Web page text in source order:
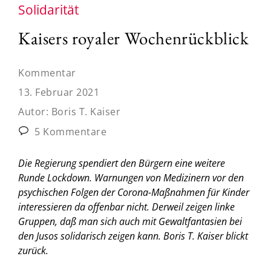
Solidarität
Kaisers royaler Wochenrückblick
Kommentar
13. Februar 2021
Autor: Boris T. Kaiser
5 Kommentare
Die Regierung spendiert den Bürgern eine weitere
Runde Lockdown. Warnungen von Medizinern vor den
psychischen Folgen der Corona-Maßnahmen für Kinder
interessieren da offenbar nicht. Derweil zeigen linke
Gruppen, daß man sich auch mit Gewaltfantasien bei
den Jusos solidarisch zeigen kann. Boris T. Kaiser blickt
zurück.